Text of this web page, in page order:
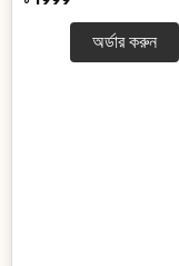
অর্ডার করুন